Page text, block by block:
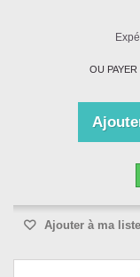
OU PAYER
Ajouter à ma